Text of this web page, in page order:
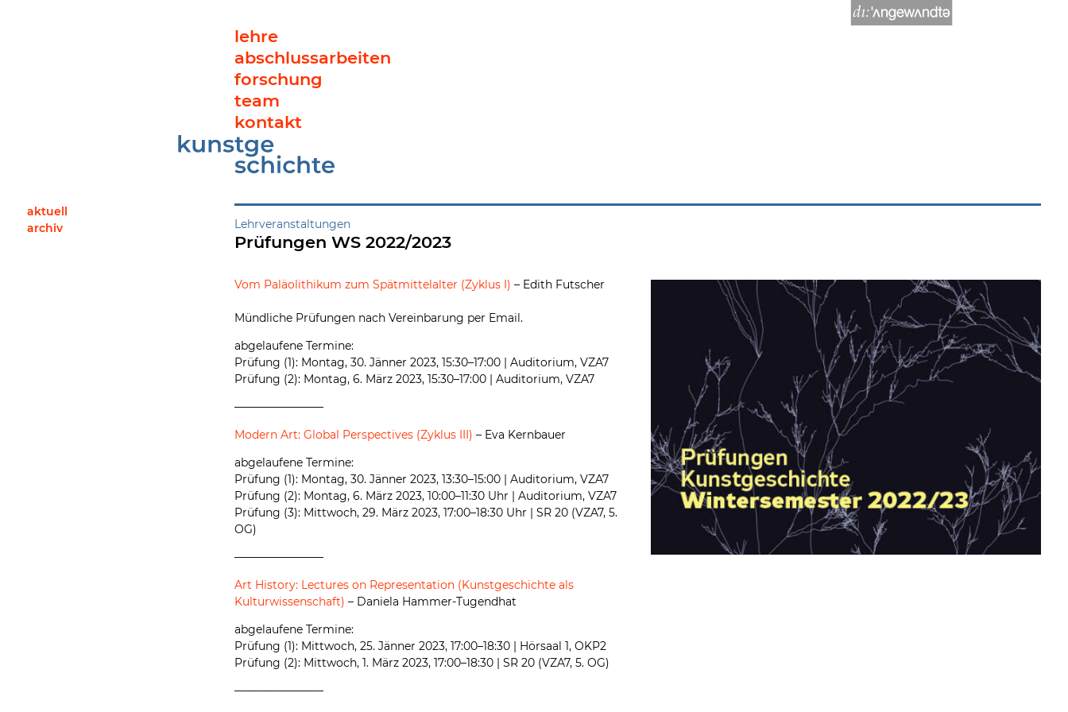
lehre
abschlussarbeiten
forschung
team
kontakt
Prüfungen WS 2022/2023
Lehrveranstaltungen
Prüfungen WS 2022/2023
Vom Paläolithikum zum Spätmittelalter (Zyklus I) – Edith Futscher
Mündliche Prüfungen nach Vereinbarung per Email.
abgelaufene Termine:
Prüfung (1): Montag, 30. Jänner 2023, 15:30–17:00 | Auditorium, VZA7
Prüfung (2): Montag, 6. März 2023, 15:30–17:00 | Auditorium, VZA7
––––––––––––––––
Modern Art: Global Perspectives (Zyklus III) – Eva Kernbauer
abgelaufene Termine:
Prüfung (1): Montag, 30. Jänner 2023, 13:30–15:00 | Auditorium, VZA7
Prüfung (2): Montag, 6. März 2023, 10:00–11:30 Uhr | Auditorium, VZA7
Prüfung (3): Mittwoch, 29. März 2023, 17:00–18:30 Uhr | SR 20 (VZA7, 5.
OG)
––––––––––––––––
Art History: Lectures on Representation (Kunstgeschichte als
Kulturwissenschaft) – Daniela Hammer-Tugendhat
abgelaufene Termine:
Prüfung (1): Mittwoch, 25. Jänner 2023, 17:00–18:30 | Hörsaal 1, OKP2
Prüfung (2): Mittwoch, 1. März 2023, 17:00–18:30 | SR 20 (VZA7, 5. OG)
––––––––––––––––
aktuell
archiv